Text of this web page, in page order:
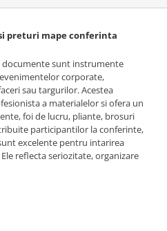
preturi mape conferinta
sunt instrumente
corporate,
sau targurilor. Acestea
a materialelor si ofera un
foi de lucru, pliante, brosuri
participantilor la conferinte,
excelente pentru intarirea
reflecta seriozitate, organizare